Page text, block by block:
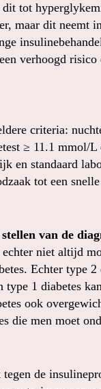
tot
maar dit neemt
verhoogd
criteria:
≥ 11.1
en standaard
tot een
van de
niet altijd
Echter type
type 1 diabetes
ook
die men moet
de